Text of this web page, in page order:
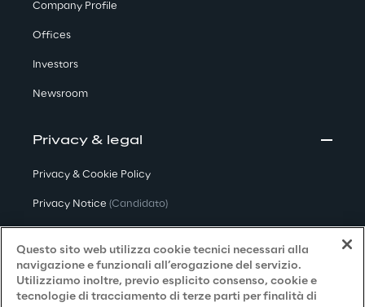
Company Profile
Offices
Investors
Newsroom
Privacy & legal
Privacy & Cookie Policy
Privacy Notice (Candidato)
Privacy Notice(Fornitore)
Privacy Notice (Marketing)
Questo sito web utilizza cookie tecnici necessari alla
navigazione e funzionali all’erogazione del servizio.
Utilizziamo inoltre, previo esplicito consenso, cookie e
tecnologie di tracciamento di terze parti per finalità di